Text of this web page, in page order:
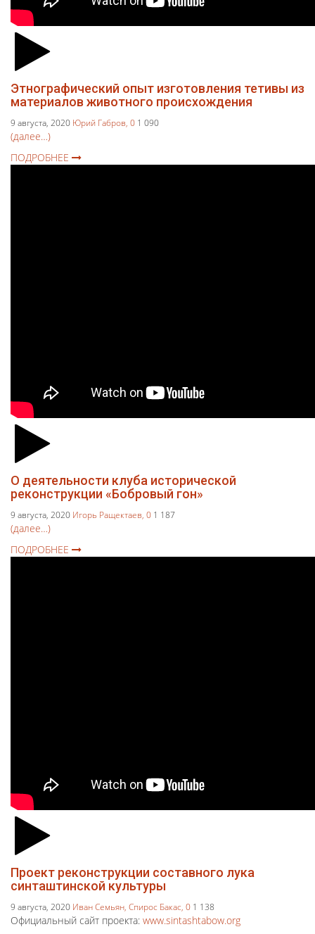
Этнографический опыт изготовления тетивы из
материалов животного происхождения
9 августа, 2020 Юрий Габров, 0 1 090
(далее…)
ПОДРОБНЕЕ
О деятельности клуба исторической
реконструкции «Бобровый гон»
9 августа, 2020 Игорь Ращектаев, 0 1 187
(далее…)
ПОДРОБНЕЕ
Проект реконструкции составного лука
синташтинской культуры
9 августа, 2020 Иван Семьян, Спирос Бакас, 0 1 138
Официальный сайт проекта: www.sintashtabow.org